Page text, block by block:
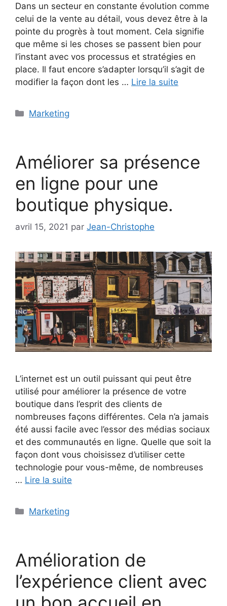
Dans un secteur en constante évolution comme
celui de la vente au détail, vous devez être à la
pointe du progrès à tout moment. Cela signifie
que même si les choses se passent bien pour
l’instant avec vos processus et stratégies en
place. Il faut encore s’adapter lorsqu’il s’agit de
modifier la façon dont les … Lire la suite
Catégories
Marketing
Améliorer sa présence
en ligne pour une
boutique physique.
avril 15, 2021 par Jean-Christophe
L’internet est un outil puissant qui peut être
utilisé pour améliorer la présence de votre
boutique dans l’esprit des clients de
nombreuses façons différentes. Cela n’a jamais
été aussi facile avec l’essor des médias sociaux
et des communautés en ligne. Quelle que soit la
façon dont vous choisissez d’utiliser cette
technologie pour vous-même, de nombreuses
… Lire la suite
Catégories
Marketing
Amélioration de
l’expérience client avec